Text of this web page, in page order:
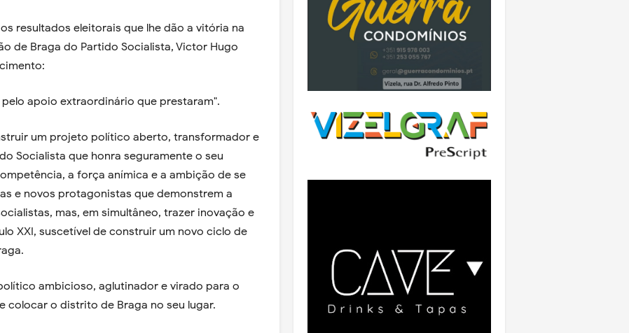
resultados eleitorais que lhe dão a vitória na
de Braga do Partido Socialista, Victor Hugo
apoio extraordinário que prestaram".
um projeto político aberto, transformador e
Socialista que honra seguramente o seu
a força anímica e a ambição de se
e novos protagonistas que demonstrem a
mas, em simultâneo, trazer inovação e
XXI, suscetível de construir um novo ciclo de
ambicioso, aglutinador e virado para o
colocar o distrito de Braga no seu lugar.